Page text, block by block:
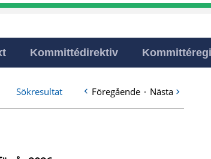
Kommittédirektiv
Sökresultat Föregående · Nästa